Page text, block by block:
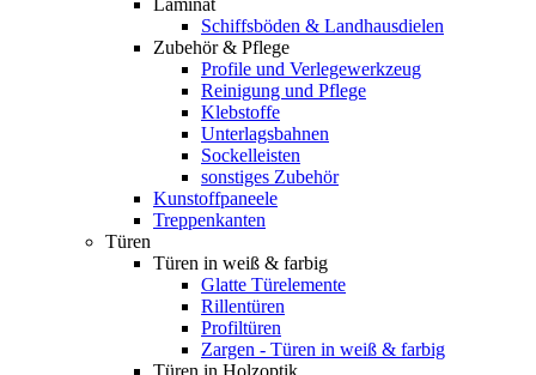
Schiffsböden & Landhausdielen
Zubehör & Pflege
Profile und Verlegewerkzeug
Reinigung und Pflege
Klebstoffe
Unterlagsbahnen
Sockelleisten
sonstiges Zubehör
Kunstoffpaneele
Treppenkanten
Türen
Türen in weiß & farbig
Glatte Türelemente
Rillentüren
Profiltüren
Zargen - Türen in weiß & farbig
Türen in Holzoptik